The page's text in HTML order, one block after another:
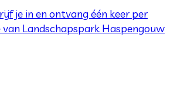
je in en ontvang één keer per
Landschapspark Haspengouw